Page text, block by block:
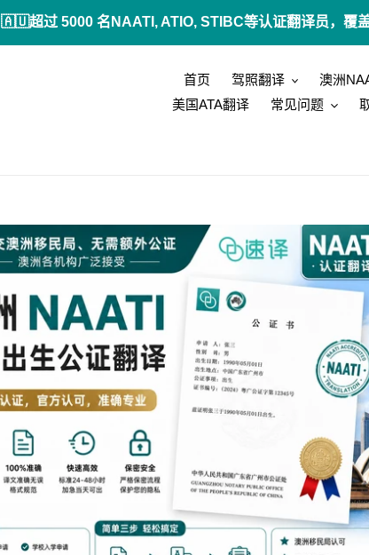
🇦🇺超过 5000 名NAATI, ATIO, STIBC等认证翻译员，覆
首页 驾照翻译 澳洲
美国ATA翻译
常见问题